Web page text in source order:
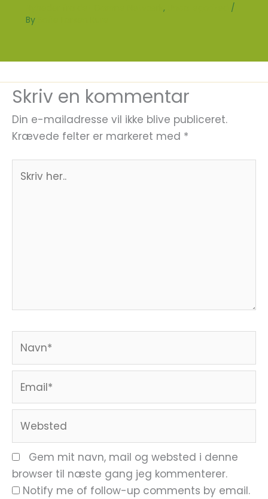
,
/
By
Skriv en kommentar
Din e-mailadresse vil ikke blive publiceret.
Krævede felter er markeret med *
her..
Gem mit navn, mail og websted i denne
browser til næste gang jeg kommenterer.
Notify me of follow-up comments by email.